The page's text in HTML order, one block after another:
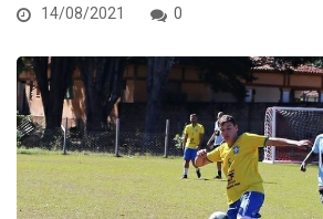
14/08/2021 0